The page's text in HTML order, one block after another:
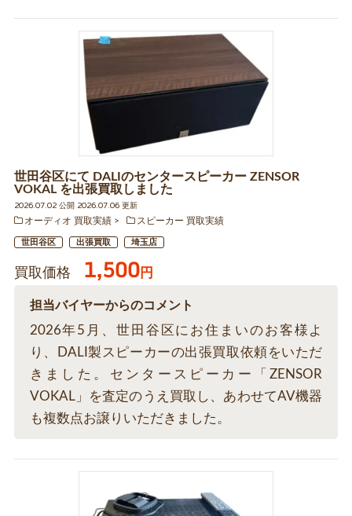
世田谷区にて DALIのセンタースピーカー ZENSOR
VOKAL を出張買取しました
2026.07.02 公開 2026.07.06 更新
オーディオ 買取実績
スピーカー 買取実績
世田谷区 出張買取 埼玉店
買取価格 1,500円
担当バイヤーからのコメント
2026年5月、世田谷区にお住まいのお客様よ
り、DALI製スピーカーの出張買取依頼をいただ
きました。センタースピーカー「ZENSOR
VOKAL」を査定のうえ買取し、あわせてAV機器
も複数点お譲りいただきました。